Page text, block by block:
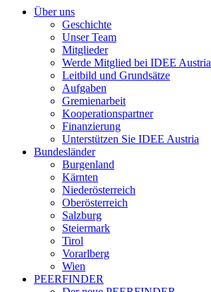
Über uns
Geschichte
Unser Team
Mitglieder
Werde Mitglied bei IDEE Austria
Leitbild und Grundsätze
Aufgaben
Gremienarbeit
Kooperationspartner
Finanzierung
Unterstützen Sie IDEE Austria
Bundesländer
Burgenland
Kärnten
Niederösterreich
Oberösterreich
Salzburg
Steiermark
Tirol
Vorarlberg
Wien
PEERFINDER